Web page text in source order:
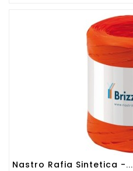
Nastro Rafia Sintetica -...